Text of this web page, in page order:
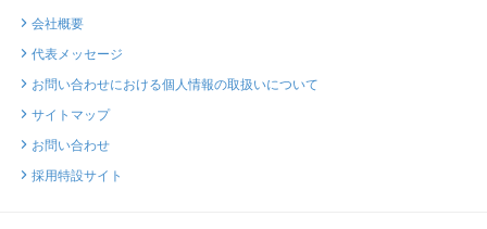
会社概要
代表メッセージ
お問い合わせにおける個人情報の取扱いについて
サイトマップ
お問い合わせ
採用特設サイト